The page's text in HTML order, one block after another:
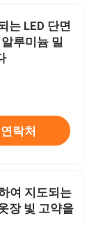
니다
다
는 LED 단면
루미늄 밀
연락처
여 지도되는
장 빛 고약을